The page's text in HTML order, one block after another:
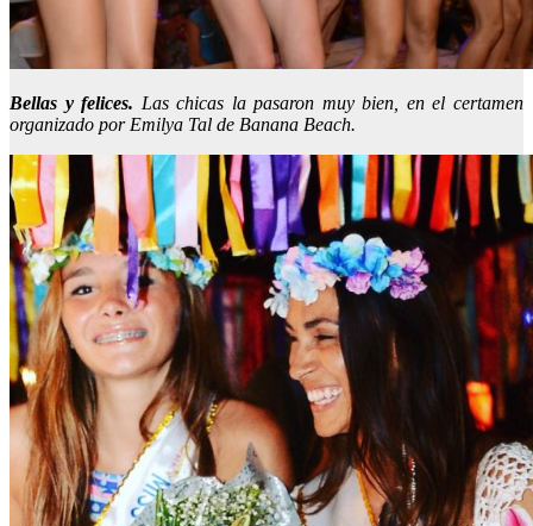
Bellas y felices. Las chicas la pasaron muy bien, en el certamen
organizado por Emilya Tal de Banana Beach.